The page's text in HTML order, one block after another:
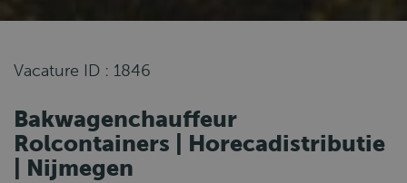
Vacature ID : 1846
Bakwagenchauffeur
Rolcontainers | Horecadistributie
| Nijmegen